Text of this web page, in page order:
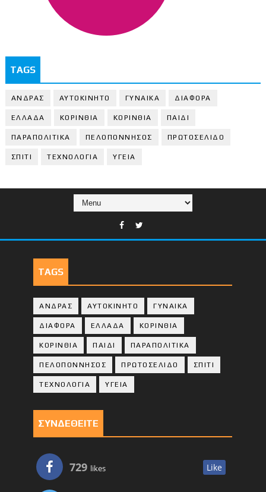
TAGS
ΑΝΔΡΑΣ ΑΥΤΟΚΙΝΗΤΟ ΓΥΝΑΙΚΑ ΔΙΑΦΟΡΑ
ΕΛΛΑΔΑ ΚΟΡΙΝΘΙΑ ΚΟΡΙΝΘΙA ΠΑΙΔΙ
ΠΑΡΑΠΟΛΙΤΙΚΑ ΠΕΛΟΠΟΝΝΗΣΟΣ ΠΡΩΤΟΣΕΛΙΔΟ
ΣΠΙΤΙ ΤΕΧΝΟΛΟΓΙΑ ΥΓΕΙΑ
TAGS
ΑΝΔΡΑΣ ΑΥΤΟΚΙΝΗΤΟ ΓΥΝΑΙΚΑ
ΔΙΑΦΟΡΑ ΕΛΛΑΔΑ ΚΟΡΙΝΘΙΑ
ΚΟΡΙΝΘΙA ΠΑΙΔΙ ΠΑΡΑΠΟΛΙΤΙΚΑ
ΠΕΛΟΠΟΝΝΗΣΟΣ ΠΡΩΤΟΣΕΛΙΔΟ ΣΠΙΤΙ
ΤΕΧΝΟΛΟΓΙΑ ΥΓΕΙΑ
ΣΥΝΔΕΘΕΙΤΕ
729 likes Like